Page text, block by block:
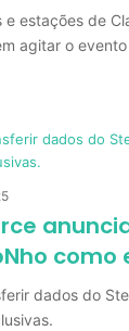
estações de
agitar o
dados do